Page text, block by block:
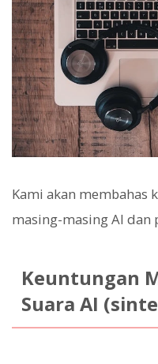
Kami akan membahas
masing-masing AI dan
Keuntungan
Suara AI